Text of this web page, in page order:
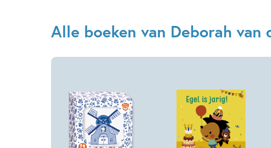
allemaal verantwoord geproduceerd en met de
Voor Ploegsma maakte Deborah verschillende
Alle boeken van Deborah van
Hardcover Hardcover